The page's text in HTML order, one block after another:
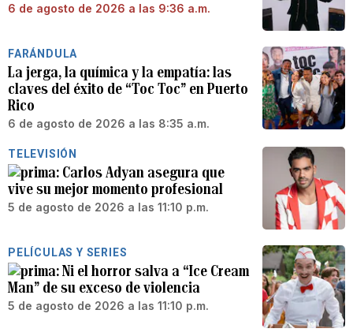
6 de agosto de 2026 a las 9:36 a.m.
FARÁNDULA
La jerga, la química y la empatía: las
claves del éxito de “Toc Toc” en Puerto
Rico
6 de agosto de 2026 a las 8:35 a.m.
TELEVISIÓN
Carlos Adyan asegura que
vive su mejor momento profesional
5 de agosto de 2026 a las 11:10 p.m.
PELÍCULAS Y SERIES
Ni el horror salva a “Ice Cream
Man” de su exceso de violencia
5 de agosto de 2026 a las 11:10 p.m.